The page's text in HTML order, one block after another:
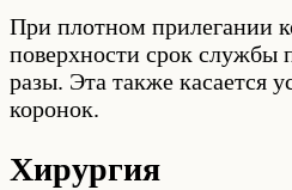
При плотном прилегании
поверхности срок службы
разы. Эта также касается
коронок.
Хирургия